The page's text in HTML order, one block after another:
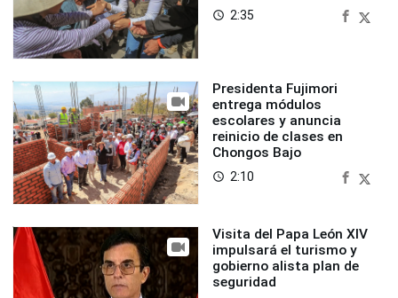
access_time 2:35
Presidenta Fujimori
entrega módulos
escolares y anuncia
reinicio de clases en
Chongos Bajo
access_time 2:10
Visita del Papa León XIV
impulsará el turismo y
gobierno alista plan de
seguridad